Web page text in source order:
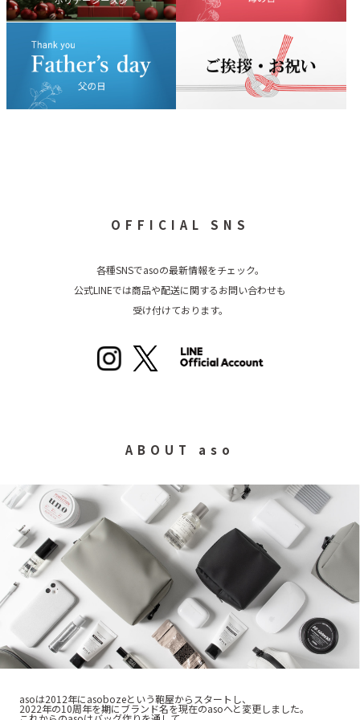
OFFICIAL SNS
各種SNSでasoの最新情報をチェック。
公式LINEでは商品や配送に関するお問い合わせも
受け付けております。
ABOUT aso
asoは2012年にasobozeという鞄屋からスタートし、
2022年の10周年を期にブランド名を現在のasoへと変更しました。